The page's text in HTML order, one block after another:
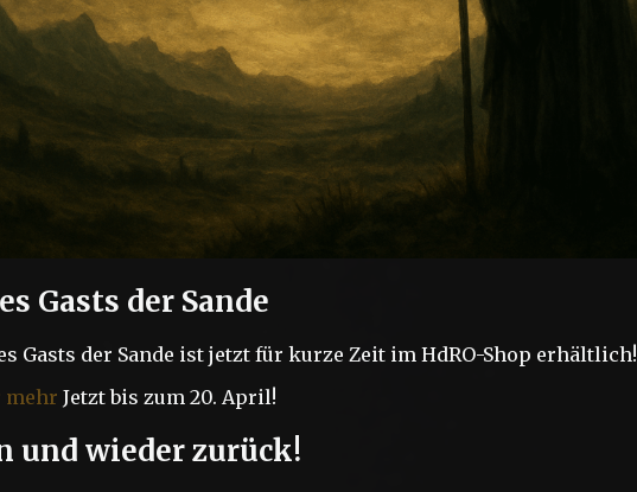
Gasts der Sande
Gasts der Sande ist jetzt für kurze Zeit im HdRO-Shop erhältlich!
mehr Jetzt bis zum 20. April!
und wieder zurück!